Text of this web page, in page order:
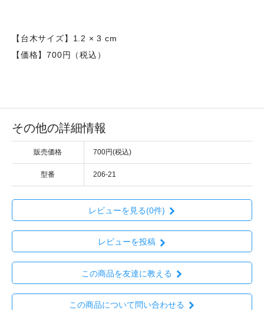
【台木サイズ】1.2 × 3 cm
【価格】700円（税込）
その他の詳細情報
販売価格 700円(税込)
型番 206-21
レビューを見る(0件)
レビューを投稿
この商品を友達に教える
この商品について問い合わせる